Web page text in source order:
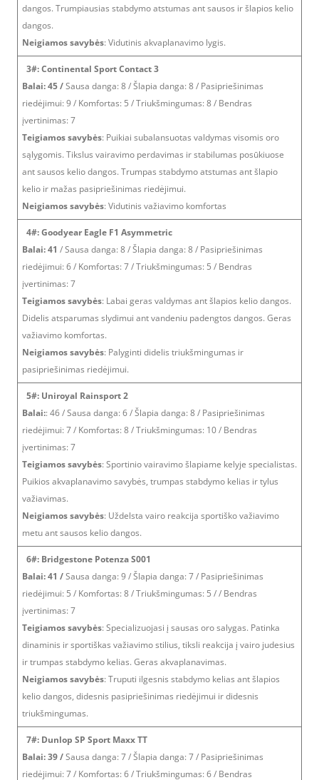
dangos. Trumpiausias stabdymo atstumas ant sausos ir šlapios kelio
dangos.
Neigiamos savybės: Vidutinis akvaplanavimo lygis.
3#: Continental Sport Contact 3
Balai: 45 /Sausa danga: 8 / Šlapia danga: 8 / Pasipriešinimas
riedėjimui: 9 / Komfortas: 5 / Triukšmingumas: 8 / Bendras
įvertinimas: 7
Teigiamos savybės: Puikiai subalansuotas valdymas visomis oro
sąlygomis. Tikslus vairavimo perdavimas ir stabilumas posūkiuose
ant sausos kelio dangos. Trumpas stabdymo atstumas ant šlapio
kelio ir mažas pasipriešinimas riedėjimui.
Neigiamos savybės: Vidutinis važiavimo komfortas
4#: Goodyear Eagle F1 Asymmetric
Balai: 41 / Sausa danga: 8 / Šlapia danga: 8 / Pasipriešinimas
riedėjimui: 6 / Komfortas: 7 / Triukšmingumas: 5 / Bendras
įvertinimas: 7
Teigiamos savybės: Labai geras valdymas ant šlapios kelio dangos.
Didelis atsparumas slydimui ant vandeniu padengtos dangos. Geras
važiavimo komfortas.
Neigiamos savybės: Palyginti didelis triukšmingumas ir
pasipriešinimas riedėjimui.
5#: Uniroyal Rainsport 2
Balai:: 46 / Sausa danga: 6 / Šlapia danga: 8 / Pasipriešinimas
riedėjimui: 7 / Komfortas: 8 / Triukšmingumas: 10 / Bendras
įvertinimas: 7
Teigiamos savybės: Sportinio vairavimo šlapiame kelyje specialistas.
Puikios akvaplanavimo savybės, trumpas stabdymo kelias ir tylus
važiavimas.
Neigiamos savybės: Uždelsta vairo reakcija sportiško važiavimo
metu ant sausos kelio dangos.
6#: Bridgestone Potenza S001
Balai: 41 /Sausa danga: 9 / Šlapia danga: 7 / Pasipriešinimas
riedėjimui: 5 / Komfortas: 8 / Triukšmingumas: 5 / / Bendras
įvertinimas: 7
Teigiamos savybės: Specializuojasi į sausas oro salygas. Patinka
dinaminis ir sportiškas važiavimo stilius, tiksli reakcija į vairo judesius
ir trumpas stabdymo kelias. Geras akvaplanavimas.
Neigiamos savybės: Truputi ilgesnis stabdymo kelias ant šlapios
kelio dangos, didesnis pasipriešinimas riedėjimui ir didesnis
triukšmingumas.
7#: Dunlop SP Sport Maxx TT
Balai: 39 /Sausa danga: 7 / Šlapia danga: 7 / Pasipriešinimas
riedėjimui: 7 / Komfortas: 6 / Triukšmingumas: 6 / Bendras